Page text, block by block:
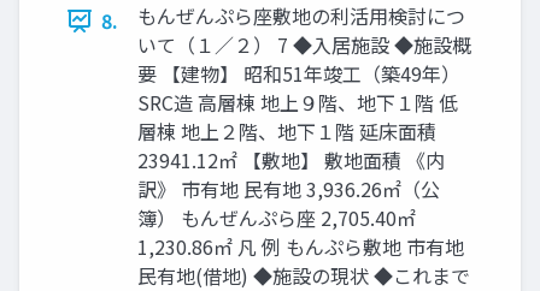
8.
もんぜんぷら座敷地の利活用検討につ
いて（１／２） 7 ◆入居施設 ◆施設概
要 【建物】 昭和51年竣⼯（築49年）
SRC造 ⾼層棟 地上９階、地下１階 低
層棟 地上２階、地下１階 延床面積
23941.12㎡ 【敷地】 敷地面積 《内
訳》 市有地 ⺠有地 3,936.26㎡（公
簿） もんぜんぷら座 2,705.40㎡
1,230.86㎡ 凡 例 もんぷら敷地 市有地
⺠有地(借地) ◆施設の現状 ◆これまで